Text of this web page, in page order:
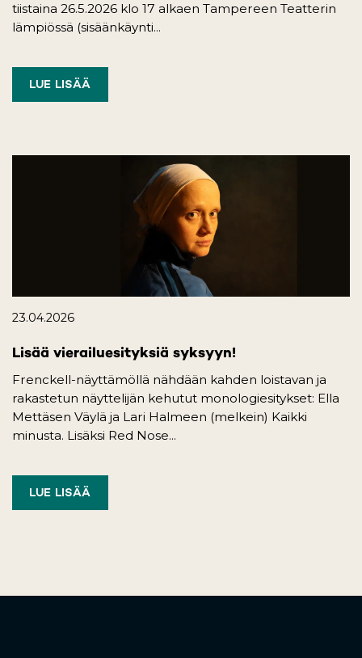
tiistaina 26.5.2026 klo 17 alkaen Tampereen Teatterin
lämpiössä (sisäänkäynti...
LUE LISÄÄ
23.04.2026
Lisää vierailuesityksiä syksyyn!
Frenckell-näyttämöllä nähdään kahden loistavan ja
rakastetun näyttelijän kehutut monologiesitykset: Ella
Mettäsen Väylä ja Lari Halmeen (melkein) Kaikki
minusta. Lisäksi Red Nose...
LUE LISÄÄ